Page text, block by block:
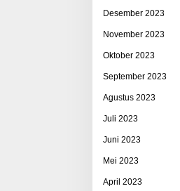
Desember 2023
November 2023
Oktober 2023
September 2023
Agustus 2023
Juli 2023
Juni 2023
Mei 2023
April 2023